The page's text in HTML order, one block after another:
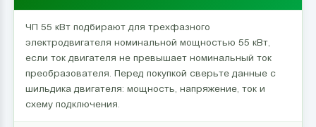
ЧП 55 кВт подбирают для трехфазного
электродвигателя номинальной мощностью 55 кВт,
если ток двигателя не превышает номинальный ток
преобразователя. Перед покупкой сверьте данные с
шильдика двигателя: мощность, напряжение, ток и
схему подключения.